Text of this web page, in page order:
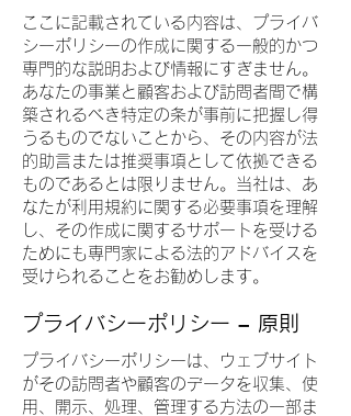
ここに記載されている内容は、プライバ
シーポリシーの作成に関する一般的かつ
専門的な説明および情報にすぎません。
あなたの事業と顧客および訪問者間で構
築されるべき特定の条が事前に把握し得
うるものでないことから、その内容が法
的助言または推奨事項として依拠できる
ものであるとは限りません。当社は、あ
なたが利用規約に関する必要事項を理解
し、その作成に関するサポートを受ける
ためにも専門家による法的アドバイスを
受けられることをお勧めします。
プライバシーポリシー – 原則
プライバシーポリシーは、ウェブサイト
がその訪問者や顧客のデータを収集、使
用、開示、処理、管理する方法の一部ま